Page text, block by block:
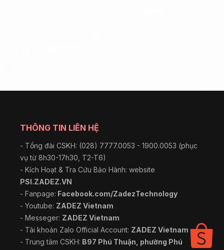
THÔNG TIN LIÊN HỆ
- Tổng đài CSKH: (028) 7777.0053 - 1900.0053 (phục
vụ từ 8h30-17h30, T2-T6)
- Kích Hoạt & Tra Cứu Bảo Hành: website
PSI.ZADEZ.VN
- Fanpage: Facebook.com/ZadezTechnology
- Youtube: ZADEZ Vietnam
- Messeger: ZADEZ Vietnam
- Tài khoản Zalo Official Account: ZADEZ Vietnam
- Trung tâm CSKH: B97 Phú Thuận, phường Phú